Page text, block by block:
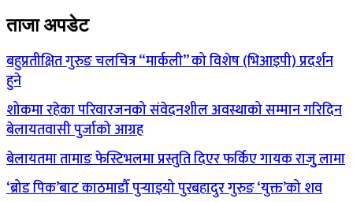
ताजा अपडेट
बहुप्रतीक्षित गुरुङ चलचित्र “मार्कली” को विशेष (भिआइपी) प्रदर्शन
हुने
शोकमा रहेका परिवारजनको संवेदनशील अवस्थाको सम्मान गरिदिन
बेलायतवासी पुर्जाको आग्रह
बेलायतमा तामाङ फेस्टिभलमा प्रस्तुति दिएर फर्किए गायक राजुु लामा
‘ब्रोड पिक’बाट काठमाडौँ पुर्‍याइयो पुरबहादुर गुरुङ ‘युक्त’को शव